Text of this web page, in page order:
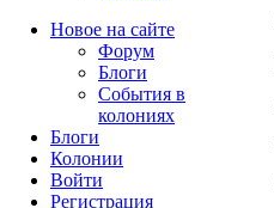
Новое на сайте
Форум
Блоги
События в
колониях
Блоги
Колонии
Войти
Peгиcтpaция